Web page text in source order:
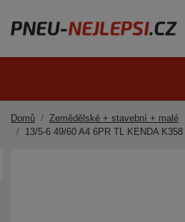
Domů
Zemědělské + stavební + malé
13/5-6 49/60 A4 6PR TL KENDA